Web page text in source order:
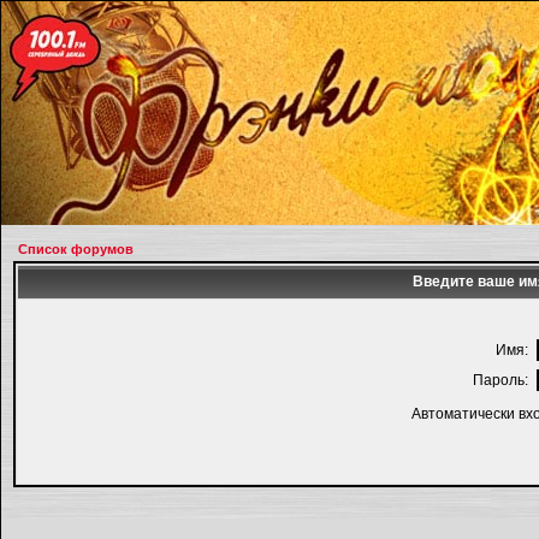
Список форумов
Введите ваше
Имя:
Пароль:
Автоматически